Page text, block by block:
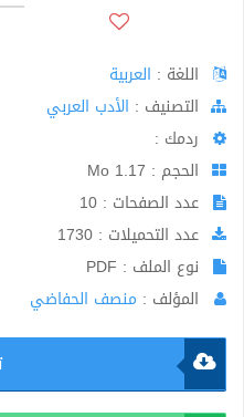
اللغة : العربية
اﻟﺘﺼﻨﻴﻒ : الأدب العربي
ردمك :
الحجم : 1.17 Mo
عدد الصفحات : 10
عدد التحميلات : 1730
نوع الملف : PDF
المؤلف : منصف الحفاضي